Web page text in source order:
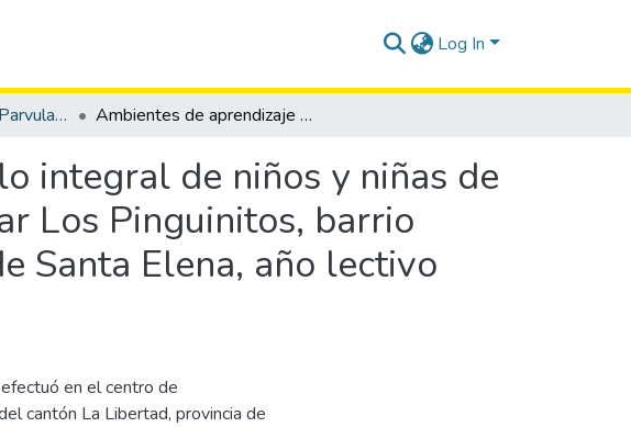
Log In
Tesis de Educación Parvularia Ambientes de aprendizaje para el desarrollo integral de niños y niñas de 4 años del centro de fortalecimiento familiar Los Pinguinitos, barrio Rocafuerte, cantón La Libertad, provincia de Santa Elena, año lectivo 2013 - 2014.
integral de niños y niñas de
Los Pinguinitos, barrio
Santa Elena, año lectivo
en el centro de
cantón La Libertad, provincia de